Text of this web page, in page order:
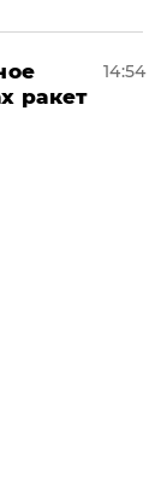
ракет
14:54